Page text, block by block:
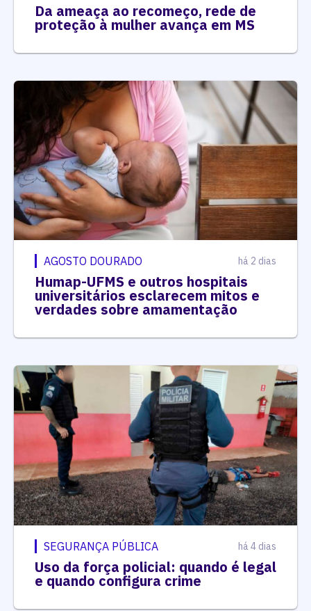
Da ameaça ao recomeço, rede de
proteção à mulher avança em MS
AGOSTO DOURADO há 2 dias
Humap-UFMS e outros hospitais
universitários esclarecem mitos e
verdades sobre amamentação
SEGURANÇA PÚBLICA há 4 dias
Uso da força policial: quando é legal
e quando configura crime